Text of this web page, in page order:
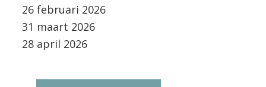
26 februari 2026
31 maart 2026
28 april 2026